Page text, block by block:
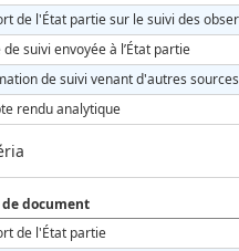
de l'État partie sur le suivi des
de suivi envoyée à l’État partie
de suivi venant d'autres sources
rendu analytique
de document
de l'État partie